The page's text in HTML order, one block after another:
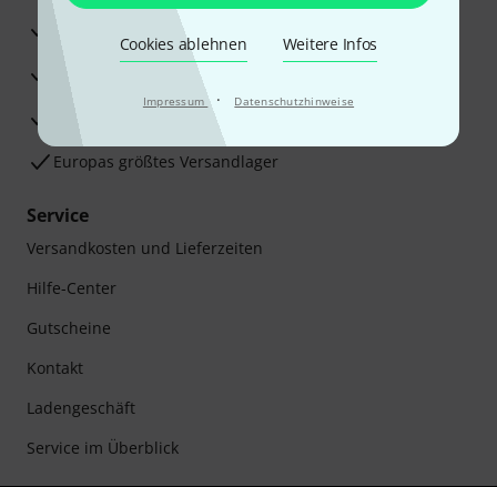
Cookies ablehnen Weitere Infos
Impressum · Datenschutzhinweise
Beratung durch Fachexperten
Zufriedenheitsgarantie
Europas größtes Versandlager
Service
Versandkosten und Lieferzeiten
Hilfe-Center
Gutscheine
Kontakt
Ladengeschäft
Service im Überblick